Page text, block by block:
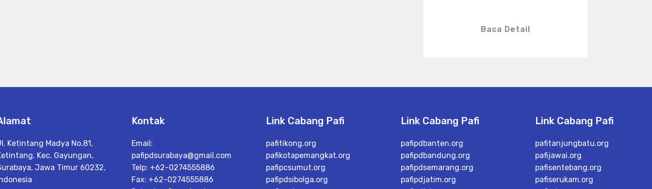
Baca Detail
Ketintang Madya No.81,
Kec. Gayungan,
Jawa Timur 60232,
Kontak
Email:
pafipdsurabaya@gmail.com
Telp: +62-0274555886
Fax: +62-0274555886
Link Cabang Pafi
pafitikong.org
pafikotapemangkat.org
pafipcsumut.org
pafipdsibolga.org
Link Cabang Pafi
pafipdbanten.org
pafipdbandung.org
pafipdsemarang.org
pafipdjatim.org
Link Cabang Pafi
pafitanjungbatu.org
pafijawai.org
pafisentebang.org
pafiserukam.org